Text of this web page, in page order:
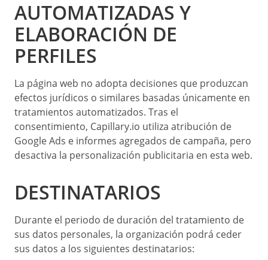
AUTOMATIZADAS Y
ELABORACIÓN DE
PERFILES
La página web no adopta decisiones que produzcan
efectos jurídicos o similares basadas únicamente en
tratamientos automatizados. Tras el
consentimiento, Capillary.io utiliza atribución de
Google Ads e informes agregados de campaña, pero
desactiva la personalización publicitaria en esta web.
DESTINATARIOS
Durante el periodo de duración del tratamiento de
sus datos personales, la organización podrá ceder
sus datos a los siguientes destinatarios: